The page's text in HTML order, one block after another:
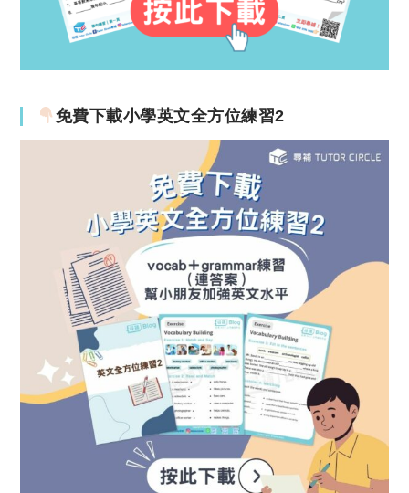
免費下載小學英文全方位練習2